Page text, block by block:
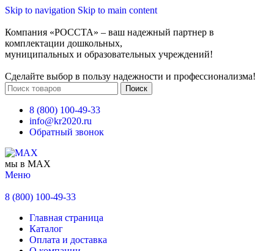
Skip to navigation Skip to main content
Компания «РОССТА» – ваш надежный партнер в
комплектации дошкольных,
муниципальных и образовательных учреждений!
Сделайте выбор в пользу надежности и профессионализма!
Поиск
8 (800) 100-49-33
info@kr2020.ru
Обратный звонок
мы в MAX
Меню
8 (800) 100-49-33
Главная страница
Каталог
Оплата и доставка